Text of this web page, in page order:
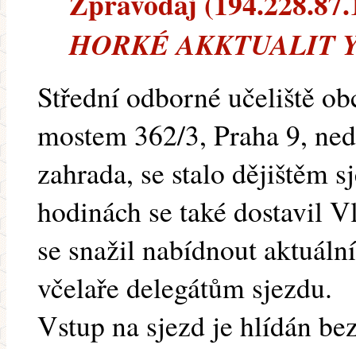
HORKÉ AKKTUALIT
Střední odborné učeliště
mostem 362/3, Praha 9,
zahrada, se stalo dějištěm
hodinách se také dostavil
se snažil nabídnout
včelaře delegátům sjezdu.
Vstup na sjezd je hlídán